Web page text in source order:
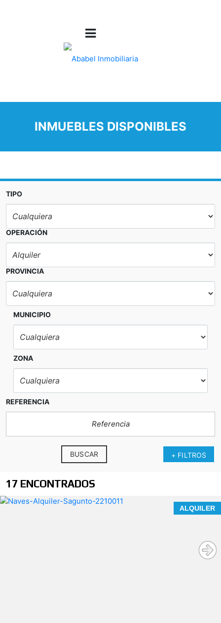
INMUEBLES DISPONIBLES
TIPO
OPERACIÓN
PROVINCIA
MUNICIPIO
ZONA
REFERENCIA
+ FILTROS
BUSCAR
17 ENCONTRADOS
ALQUILER
Nave industrial en alquiler en Puerto de Sagunto